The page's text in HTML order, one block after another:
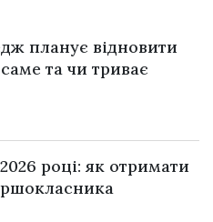
планує відновити
та чи триває
році: як отримати